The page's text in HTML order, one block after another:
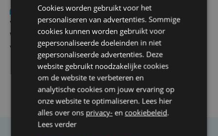
Nieuws
wo 5 augustus | 11:57
Vier Oostendse gynaecologen versterken dienst in AZ
West, dat ook een nieuwe voltijdse gynaecoloog
verwelkomt
Cookies worden gebruikt voor het
personaliseren van advertenties. Sommige
cookies kunnen worden gebruikt voor
gepersonaliseerde doeleinden in niet
gepersonaliseerde advertenties. Deze
website gebruikt noodzakelijke cookies
om de website te verbeteren en
analytische cookies om jouw ervaring op
onze website te optimaliseren. Lees hier
alles over ons privacy- en cookiebeleid.
Lees verder